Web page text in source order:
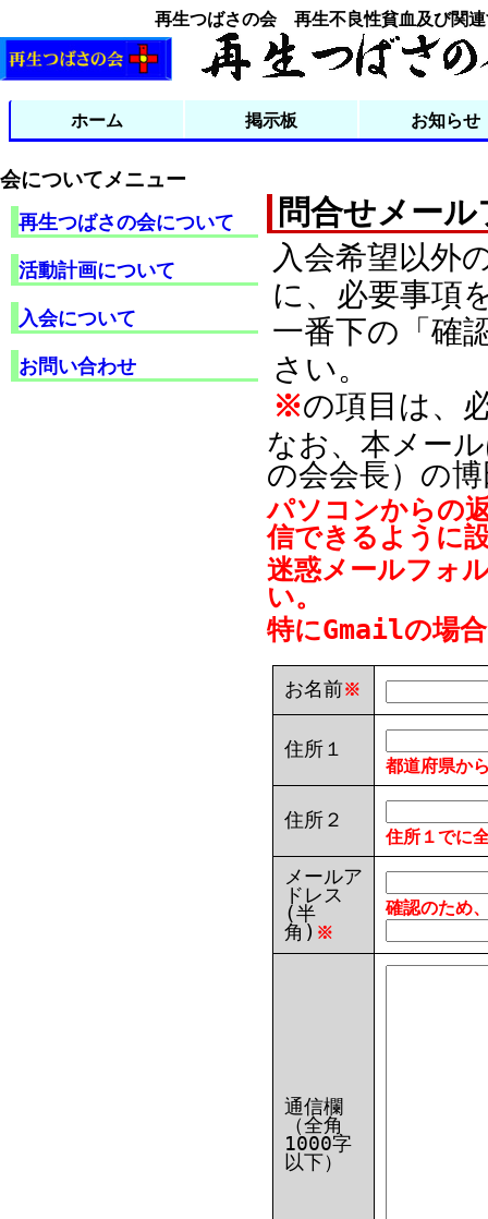
再生つばさの会 再生不良性貧血及び関
ホーム
掲示板
お知らせ
会についてメニュー
再生つばさの会について
活動計画について
入会について
お問い合わせ
問合せメー
入会希望以外
に、必要事項
一番下の「確
さい。
※の項目は、
なお、本メー
の会会長）の
パソコンからの
信できるように
迷惑メールフォ
い。
特にGmailの場
お名前※
住所１
都道府県か
住所２
住所１でに
メールア
ドレス
(半
角) ※
確認のため
通信欄
（全角
1000字
以下）